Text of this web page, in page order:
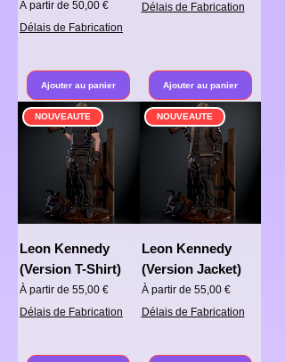
À partir de 50,00 €
Prix promotionnel
Délais de Fabrication
Ajouter au panier
Délais de Fabrication
Ajouter au panier
NOUVEAUTE
Leon Kennedy
(Version T-Shirt)
À partir de 55,00 €
Prix promotionnel
Délais de Fabrication
NOUVEAUTE
Leon Kennedy
(Version Jacket)
À partir de 55,00 €
Prix promotionnel
Délais de Fabrication